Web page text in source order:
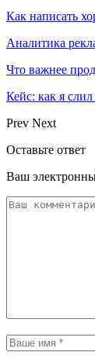
Как написать
Аналитика
Что важнее
Кейс: как я
Prev Next
Оставьте ответ
Ваш